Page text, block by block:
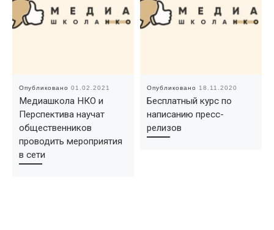
Опубликовано 01.02.2021
Медиашкола НКО и
Перспектива научат
общественников
проводить мероприятия
в сети
Опубликовано 18.11.2020
Бесплатный курс по
написанию пресс-
релизов